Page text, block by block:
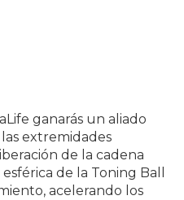
ganarás un aliado
extremidades
de la cadena
de la Toning Ball
acelerando los